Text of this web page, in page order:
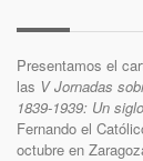
Presentamos el
las V Jornadas
1839-1939: Un
Fernando el
octubre en